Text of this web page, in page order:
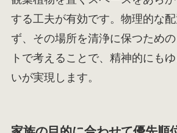
する工夫が有効です。物理的な
ず、その場所を清浄に保つため
トで考えることで、精神的にも
いが実現します。